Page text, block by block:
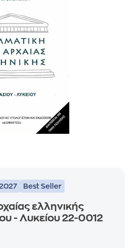
Best Seller
ελληνικής
- Λυκείου 22-0012